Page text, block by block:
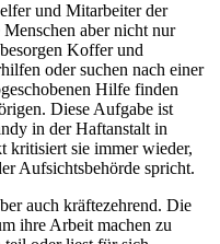
und Mitarbeiter der
aber nicht nur
Koffer und
oder suchen nach einer
Hilfe finden
Diese Aufgabe ist
in der Haftanstalt in
kritisiert sie immer wieder,
Aufsichtsbehörde spricht.
auch kräftezehrend. Die
ihre Arbeit machen zu